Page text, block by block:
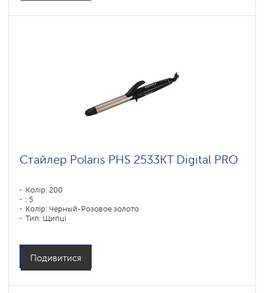
Стайлер Polaris PHS 2533KT Digital PRO
Колір: 200
: 5
Колір: Черный-Розовое золото
Тип: Щипці
Подивитися